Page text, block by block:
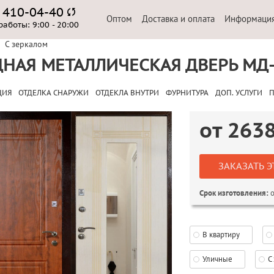
04-40
9:00 - 20:00
Оптом Доставка и оплата
С зеркалом
МЕТАЛЛИЧЕСКАЯ ДВЕРЬ
ОТДЕЛКА СНАРУЖИ ОТДЕКЛА ВНУТРИ ФУРНИТУРА ДОП. УСЛУГИ
от
ЗАКАЗАТЬ
Срок изготовления:
В квартиру
Уличные С